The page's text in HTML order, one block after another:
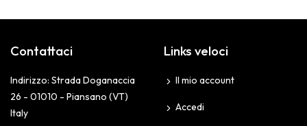
Contattaci
Indirizzo: Strada Doganaccia
26 - 01010 - Piansano (VT)
Italy
Links veloci
Il mio account
Accedi